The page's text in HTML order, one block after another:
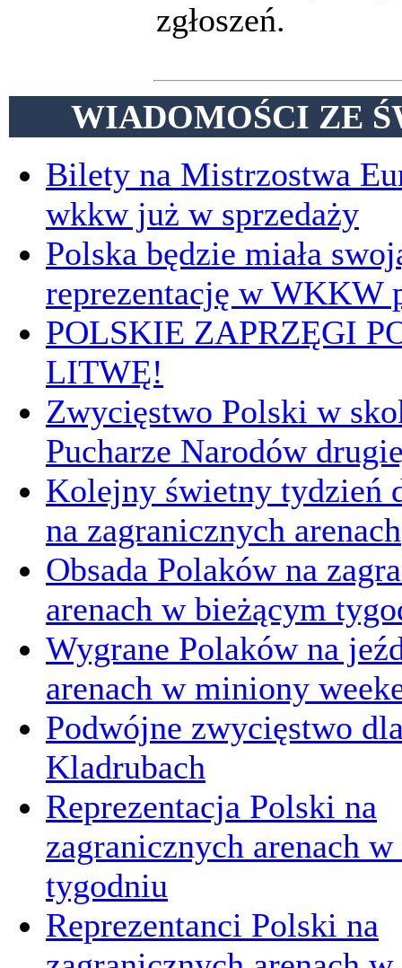
zgłoszeń.
WIADOMOŚCI ZE
Bilety na Mistrzostwa
wkkw już w sprzedaży
Polska będzie miała
reprezentację w WKKW
POLSKIE ZAPRZĘGI
LITWĘ!
Zwycięstwo Polski w
Pucharze Narodów
Kolejny świetny tydzień
na zagranicznych arenach
Obsada Polaków na
arenach w bieżącym
Wygrane Polaków na
arenach w miniony
Podwójne zwycięstwo
Kladrubach
Reprezentacja Polski na
zagranicznych arenach
tygodniu
Reprezentanci Polski na